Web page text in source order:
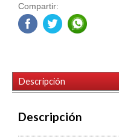
Compartir:
Descripción
Descripción